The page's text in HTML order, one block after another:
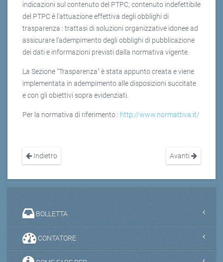
indicazioni sul contenuto del PTPC; contenuto indefettibile
del PTPC è l’attuazione effettiva degli obblighi di
trasparenza : trattasi di soluzioni organizzative idonee ad
assicurare l’adempimento degli obblighi di pubblicazione
dei dati e informazioni previsti dalla normativa vigente.
La Sezione "Trasparenza" è stata appunto creata e viene
implementata in adempimento alle disposizioni succitate
e con gli obiettivi sopra evidenziati.
Per la normativa di riferimento : http://www.normattiva.it/
Indietro Avanti
BOLLETTA
CONTATORE